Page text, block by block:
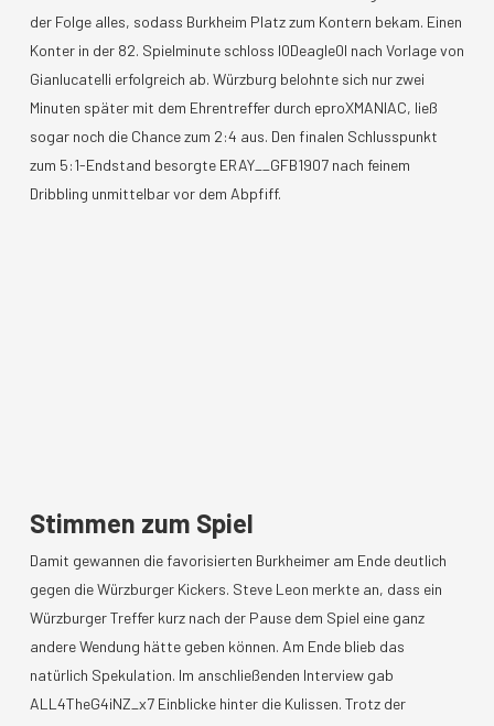
der Folge alles, sodass Burkheim Platz zum Kontern bekam. Einen
Konter in der 82. Spielminute schloss I0Deagle0I nach Vorlage von
Gianlucatelli erfolgreich ab. Würzburg belohnte sich nur zwei
Minuten später mit dem Ehrentreffer durch eproXMANIAC, ließ
sogar noch die Chance zum 2:4 aus. Den finalen Schlusspunkt
zum 5:1-Endstand besorgte ERAY__GFB1907 nach feinem
Dribbling unmittelbar vor dem Abpfiff.
Stimmen zum Spiel
Damit gewannen die favorisierten Burkheimer am Ende deutlich
gegen die Würzburger Kickers. Steve Leon merkte an, dass ein
Würzburger Treffer kurz nach der Pause dem Spiel eine ganz
andere Wendung hätte geben können. Am Ende blieb das
natürlich Spekulation. Im anschließenden Interview gab
ALL4TheG4iNZ_x7 Einblicke hinter die Kulissen. Trotz der